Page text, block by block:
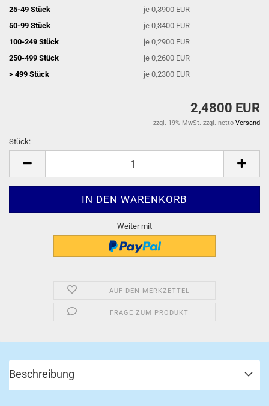
25-49 Stück
je 0,3900 EUR
50-99 Stück
je 0,3400 EUR
100-249 Stück
je 0,2900 EUR
250-499 Stück
je 0,2600 EUR
> 499 Stück
je 0,2300 EUR
2,4800 EUR
zzgl. 19% MwSt. zzgl. netto Versand
Stück:
Weiter mit
AUF DEN MERKZETTEL
FRAGE ZUM PRODUKT
Beschreibung